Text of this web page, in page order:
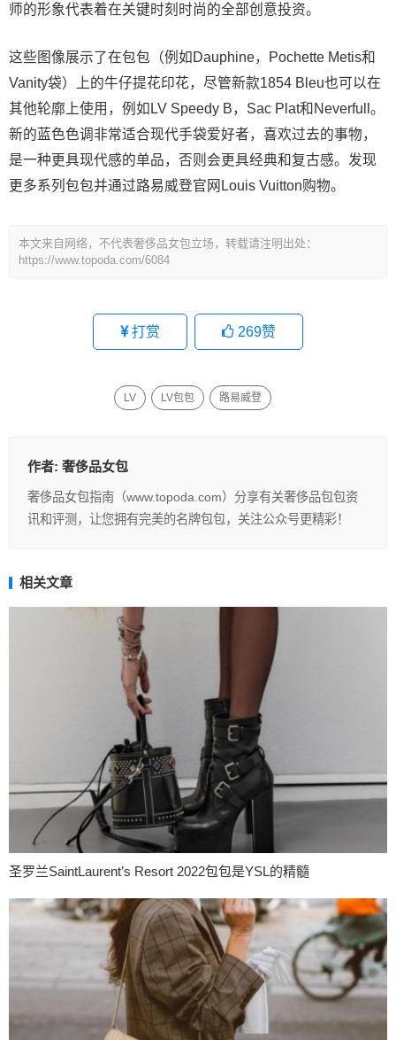
师的形象代表着在关键时刻时尚的全部创意投资。
这些图像展示了在包包（例如Dauphine，Pochette Metis和
Vanity袋）上的牛仔提花印花，尽管新款1854 Bleu也可以在
其他轮廓上使用，例如LV Speedy B，Sac Plat和Neverfull。
新的蓝色色调非常适合现代手袋爱好者，喜欢过去的事物，
是一种更具现代感的单品，否则会更具经典和复古感。发现
更多系列包包并通过路易威登官网Louis Vuitton购物。
本文来自网络，不代表奢侈品女包立场，转载请注明出处：
https://www.topoda.com/6084
打赏 269赞
LV LV包包 路易威登
作者: 奢侈品女包
奢侈品女包指南（www.topoda.com）分享有关奢侈品包包资
讯和评测，让您拥有完美的名牌包包，关注公众号更精彩！
相关文章
圣罗兰SaintLaurent’s Resort 2022包包是YSL的精髓